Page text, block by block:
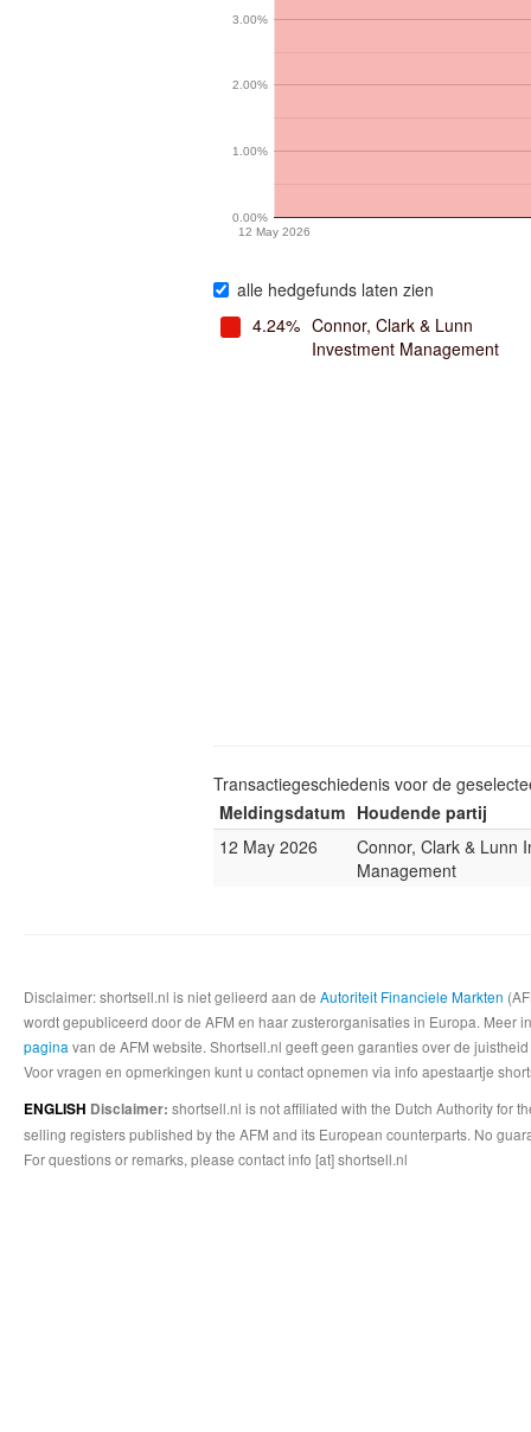
12 May 2026
0.00%
1.00%
2.00%
3.00%
alle hedgefunds laten zien
4.24% Connor, Clark & Lunn
Investment Management
Transactiegeschiedenis voor de
Meldingsdatum Houdende partij
12 May 2026
Connor, Clark & Lunn
Management
Disclaimer: shortsell.nl is niet gelieerd aan de Autoriteit Financiele Markten
wordt gepubliceerd door de AFM en haar zusterorganisaties in Europa.
pagina van de AFM website. Shortsell.nl geeft geen garanties over de
Voor vragen en opmerkingen kunt u contact opnemen via info apestaartje
ENGLISH Disclaimer: shortsell.nl is not affiliated with the Dutch Authority for
selling registers published by the AFM and its European counterparts. No
For questions or remarks, please contact info [at] shortsell.nl